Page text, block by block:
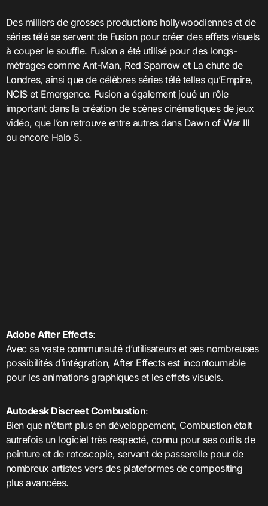
Des milliers de grosses productions hollywoodiennes et de
séries télé se servent de Fusion pour créer des effets visuels
à couper le souffle. Fusion a été utilisé pour des longs-
métrages comme Ant-Man, Red Sparrow et La chute de
Londres, ainsi que de célèbres séries télé telles qu’Empire,
NCIS et Emergence. Fusion a également joué un rôle
important dans la création de scènes cinématiques de jeux
vidéo, que l’on retrouve entre autres dans Dawn of War III
ou encore Halo 5.
Adobe After Effects:
Avec sa vaste communauté d’utilisateurs et ses nombreuses
possibilités d’intégration, After Effects est incontournable
pour les animations graphiques et les effets visuels.
Autodesk Discreet Combustion:
Bien que n’étant plus en développement, Combustion était
autrefois un logiciel très respecté, connu pour ses outils de
peinture et de rotoscopie, servant de passerelle pour de
nombreux artistes vers des plateformes de compositing
plus avancées.